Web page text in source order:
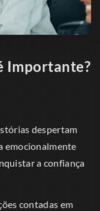
Importante?
despertam
emocionalmente
a confiança
contadas em